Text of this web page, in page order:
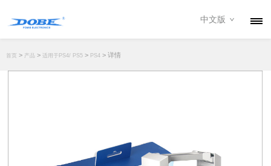
资讯
中文版
首页 > 产品 > 适用于PS4/ PS5 > PS4 > 详情